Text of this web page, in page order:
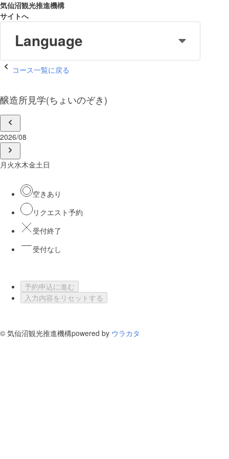
気仙沼観光推進機構
サイトへ
Language
コース一覧に戻る
醸造所見学(ちょいのぞき)
2026/08
月 火水木金土日
空きあり
リクエスト予約
受付終了
受付なし
予約申込に進む
入力内容をリセットする
© 気仙沼観光推進機構powered by ウラカタ